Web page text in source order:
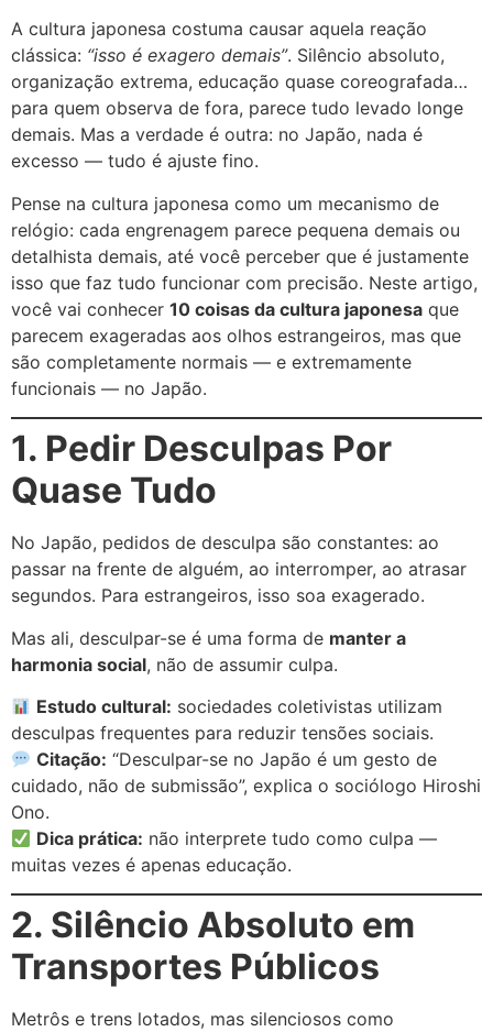
A cultura japonesa costuma causar aquela reação
clássica: “isso é exagero demais”. Silêncio absoluto,
organização extrema, educação quase coreografada…
para quem observa de fora, parece tudo levado longe
demais. Mas a verdade é outra: no Japão, nada é
excesso — tudo é ajuste fino.
Pense na cultura japonesa como um mecanismo de
relógio: cada engrenagem parece pequena demais ou
detalhista demais, até você perceber que é justamente
isso que faz tudo funcionar com precisão. Neste artigo,
você vai conhecer 10 coisas da cultura japonesa que
parecem exageradas aos olhos estrangeiros, mas que
são completamente normais — e extremamente
funcionais — no Japão.
1. Pedir Desculpas Por
Quase Tudo
No Japão, pedidos de desculpa são constantes: ao
passar na frente de alguém, ao interromper, ao atrasar
segundos. Para estrangeiros, isso soa exagerado.
Mas ali, desculpar-se é uma forma de manter a
harmonia social, não de assumir culpa.
Estudo cultural: sociedades coletivistas utilizam
desculpas frequentes para reduzir tensões sociais.
Citação: “Desculpar-se no Japão é um gesto de
cuidado, não de submissão”, explica o sociólogo Hiroshi
Ono.
Dica prática: não interprete tudo como culpa —
muitas vezes é apenas educação.
2. Silêncio Absoluto em
Transportes Públicos
Metrôs e trens lotados, mas silenciosos como